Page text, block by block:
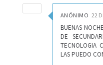
ANÓNIMO 22
BUENAS
DE
TECNOLOGIA
LAS PUEDO